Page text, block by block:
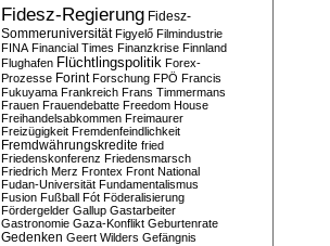
Fidesz-Regierung Fidesz-
Sommeruniversität Figyelő Filmindustrie
FINA Financial Times Finanzkrise Finnland
Flughafen Flüchtlingspolitik Forex-
Prozesse Forint Forschung FPÖ Francis
Fukuyama Frankreich Frans Timmermans
Frauen Frauendebatte Freedom House
Freihandelsabkommen Freimaurer
Freizügigkeit Fremdenfeindlichkeit
Fremdwährungskredite fried
Friedenskonferenz Friedensmarsch
Friedrich Merz Frontex Front National
Fudan-Universität Fundamentalismus
Fusion Fußball Fót Föderalisierung
Fördergelder Gallup Gastarbeiter
Gastronomie Gaza-Konflikt Geburtenrate
Gedenken Geert Wilders Gefängnis